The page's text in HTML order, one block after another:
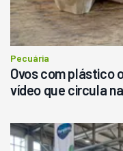
Pecuária
Ovos com plástico
vídeo que circula